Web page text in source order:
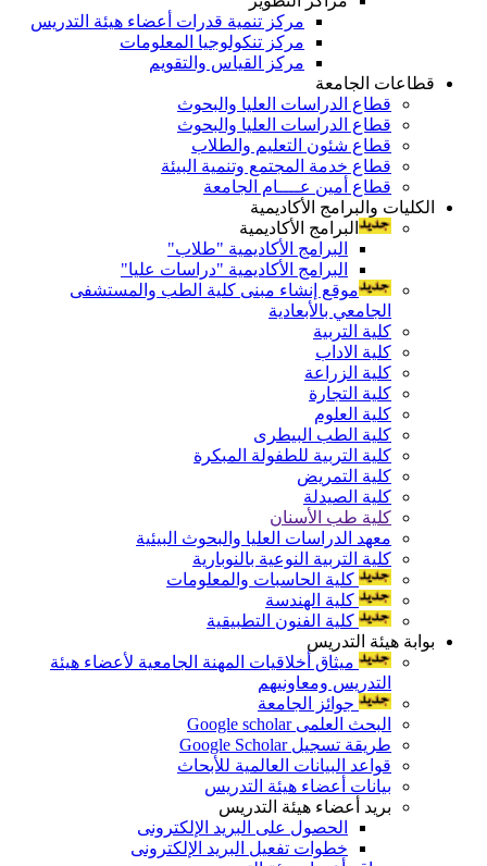
مركز تنمية قدرات أعضاء هيئة التدريس
مركز تنكولوجيا المعلومات
مركز القياس والتقويم
قطاعات الجامعة
قطاع الدراسات العليا والبحوث
قطاع الدراسات العليا والبحوث
قطاع شئون التعليم والطلاب
قطاع خدمة المجتمع وتنمية البيئة
قطاع أمين عــــام الجامعة
الكليات والبرامج الأكاديمية
البرامج الأكاديمية
البرامج الأكاديمية "طلاب"
البرامج الأكاديمية "دراسات عليا"
موقع إنشاء مبنى كلية الطب والمستشفى
الجامعي بالأبعادية
كلية التربية
كلية الاداب
كلية الزراعة
كلية التجارة
كلية العلوم
كلية الطب البيطرى
كلية التربية للطفولة المبكرة
كلية التمريض
كلية الصيدلة
كلية طب الأسنان
معهد الدراسات العليا والبحوث البيئية
كلية التربية النوعية بالنوبارية
كلية الحاسبات والمعلومات
كلية الهندسة
كلية الفنون التطبيقية
بوابة هيئة التدريس
ميثاق أخلاقيات المهنة الجامعية لأعضاء هيئة
التدريس ومعاونيهم
جوائز الجامعة
البحث العلمى Google scholar
طريقة تسجيل Google Scholar
قواعد البيانات العالمية للأبحاث
بيانات أعضاء هيئة التدريس
بريد أعضاء هيئة التدريس
الحصول على البريد الإلكترونى
خطوات تفعيل البريد الإلكترونى